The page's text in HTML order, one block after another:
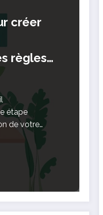
créer
règles
étape
de votre…